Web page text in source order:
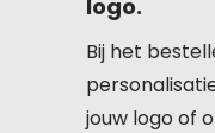
logo.
Bij het
jouw logo of